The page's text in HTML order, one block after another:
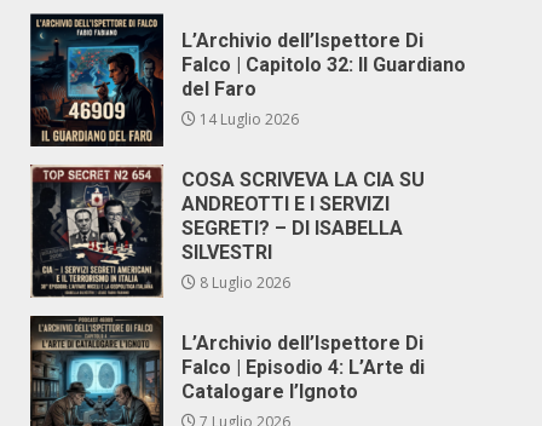
L’Archivio dell’Ispettore Di
Falco | Capitolo 32: Il Guardiano
del Faro
14 Luglio 2026
COSA SCRIVEVA LA CIA SU
ANDREOTTI E I SERVIZI
SEGRETI? – DI ISABELLA
SILVESTRI
8 Luglio 2026
L’Archivio dell’Ispettore Di
Falco | Episodio 4: L’Arte di
Catalogare l’Ignoto
7 Luglio 2026